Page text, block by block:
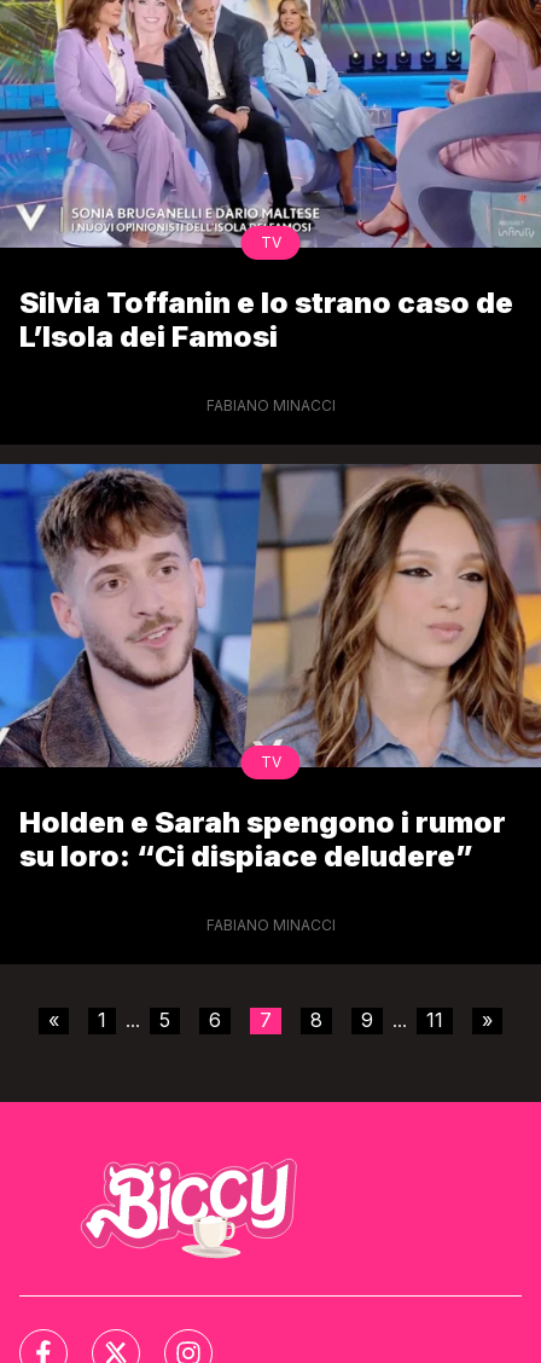
TV
Silvia Toffanin e lo strano caso de
L’Isola dei Famosi
FABIANO MINACCI
TV
Holden e Sarah spengono i rumor
su loro: “Ci dispiace deludere”
FABIANO MINACCI
« 1 ... 5 6 7 8 9 ... 11 »